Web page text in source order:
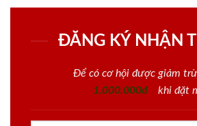
ĐĂNG KÝ NHẬN
Để có cơ hội được giảm
1.000.000đ
khi đặt